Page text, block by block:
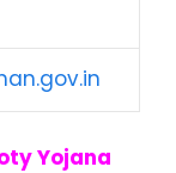
Yojana